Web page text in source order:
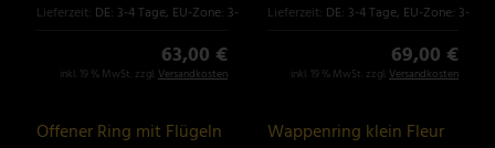
Lieferzeit: DE: 3-4 Tage, EU-Zone: 3-6 Tage
63,00 €
inkl. 19 % MwSt. zzgl. Versandkosten
Lieferzeit: DE: 3-4 Tage, EU-Zone: 3-6
69,00 €
inkl. 19 % MwSt. zzgl. Versandkosten
Offener Ring mit Flügeln
Wappenring klein Fleur